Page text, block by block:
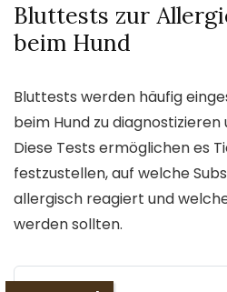
Bluttests zur
beim Hund
Bluttests werden häufig
beim Hund zu diagnostizieren
Diese Tests ermöglichen es
festzustellen, auf welche
allergisch reagiert und
werden sollten.